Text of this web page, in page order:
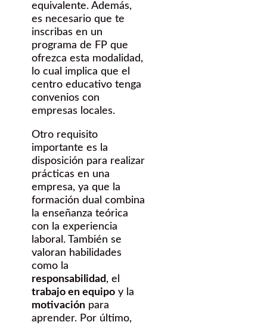
equivalente. Además,
es necesario que te
inscribas en un
programa de FP que
ofrezca esta modalidad,
lo cual implica que el
centro educativo tenga
convenios con
empresas locales.
Otro requisito
importante es la
disposición para realizar
prácticas en una
empresa, ya que la
formación dual combina
la enseñanza teórica
con la experiencia
laboral. También se
valoran habilidades
como la
responsabilidad, el
trabajo en equipo y la
motivación para
aprender. Por último,